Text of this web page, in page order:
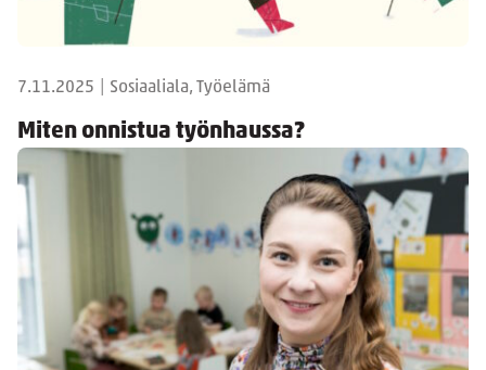
7.11.2025 Sosiaaliala, Työelämä
Miten onnistua työnhaussa?